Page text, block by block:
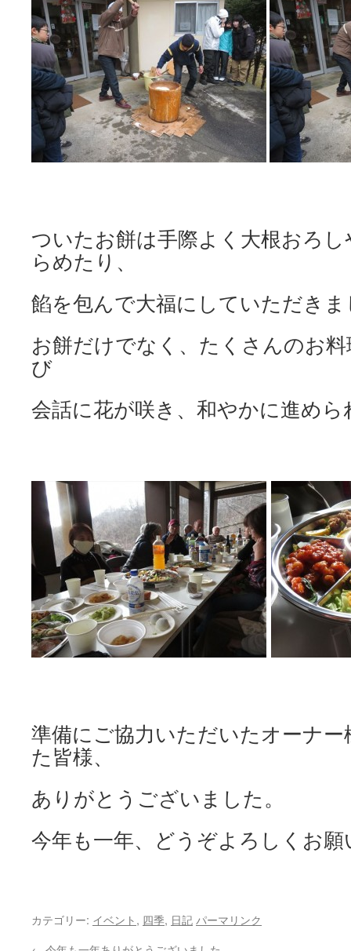
ついたお餅は手際よく大根おろ
らめたり、
餡を包んで大福にしていただき
お餅だけでなく、たくさんのお
び
会話に花が咲き、和やかに進め
準備にご協力いただいたオーナ
た皆様、
ありがとうございました。
今年も一年、どうぞよろしくお
カテゴリー: イベント, 四季, 日記 パーマリンク